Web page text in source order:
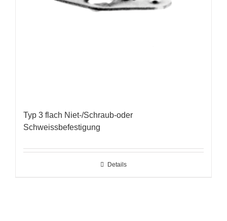
Typ 3 flach Niet-/Schraub-oder
Schweissbefestigung
Details